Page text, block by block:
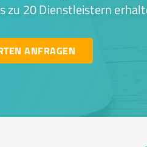
zu 20 Dienstleistern
ANFRAGEN